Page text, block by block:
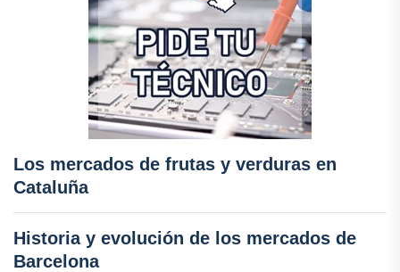
Los mercados de frutas y verduras en
Cataluña
Historia y evolución de los mercados de
Barcelona